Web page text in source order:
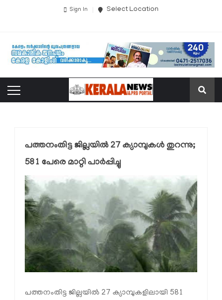
Sign In Select Location
പത്തനംതിട്ട ജില്ലയില്‍ 27 ക്യാമ്പുകള്‍ തുറന്നു;
581 പേരെ മാറ്റി പാര്‍പ്പിച്ചു
പത്തനംതിട്ട ജില്ലയില്‍ 27 ക്യാമ്പുകളിലായി 581